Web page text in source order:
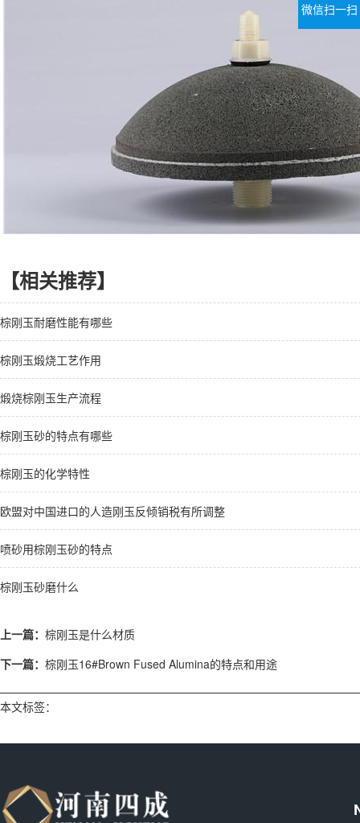
【相关推荐】
棕刚玉耐磨性能有哪些
棕刚玉煅烧工艺作用
煅烧棕刚玉生产流程
棕刚玉砂的特点有哪些
棕刚玉的化学特性
欧盟对中国进口的人造刚玉反倾销税有所调整
喷砂用棕刚玉砂的特点
棕刚玉砂磨什么
上一篇： 棕刚玉是什么材质
下一篇： 棕刚玉16#Brown Fused Alumina的特点和用途
本文标签：
微信扫一扫